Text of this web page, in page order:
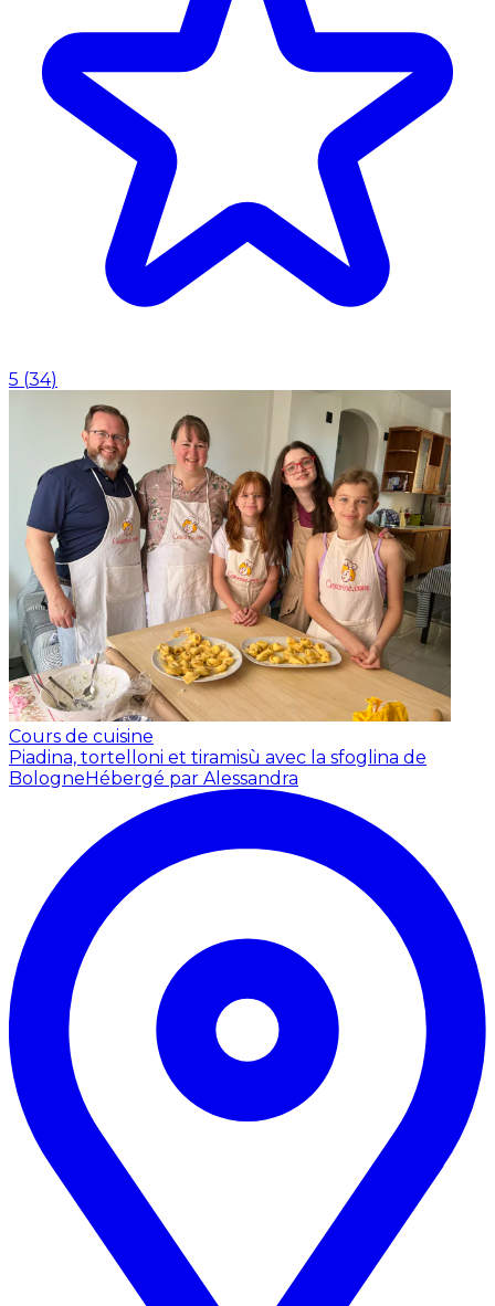
5 (34)
Cours de cuisine
Piadina, tortelloni et tiramisù avec la sfoglina de
BologneHébergé par Alessandra